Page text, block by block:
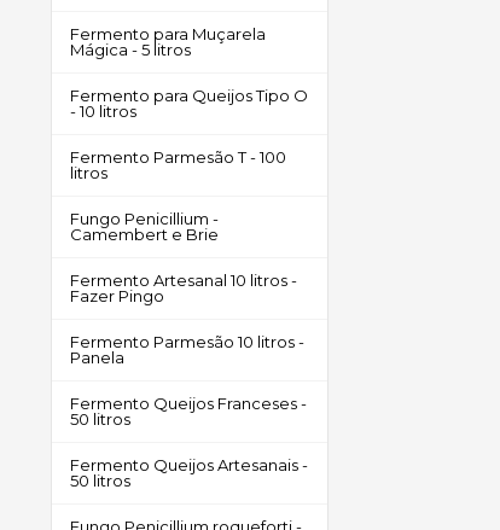
Fermento para Muçarela
Mágica - 5 litros
Fermento para Queijos Tipo O
- 10 litros
Fermento Parmesão T - 100
litros
Fungo Penicillium -
Camembert e Brie
Fermento Artesanal 10 litros -
Fazer Pingo
Fermento Parmesão 10 litros -
Panela
Fermento Queijos Franceses -
50 litros
Fermento Queijos Artesanais -
50 litros